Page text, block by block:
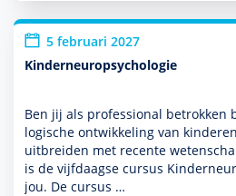
5 februari 2027
Kinderneuropsychologie
Ben jij als professional betrokken
logische ont­wikke­ling van
uitbreiden met recente
is de vijfdaagse cursus
jou. De cursus …